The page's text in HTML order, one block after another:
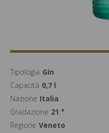
Tipologia Gin
Capacità 0,7 l
Nazione Italia
Gradazione 21 °
Regione Veneto